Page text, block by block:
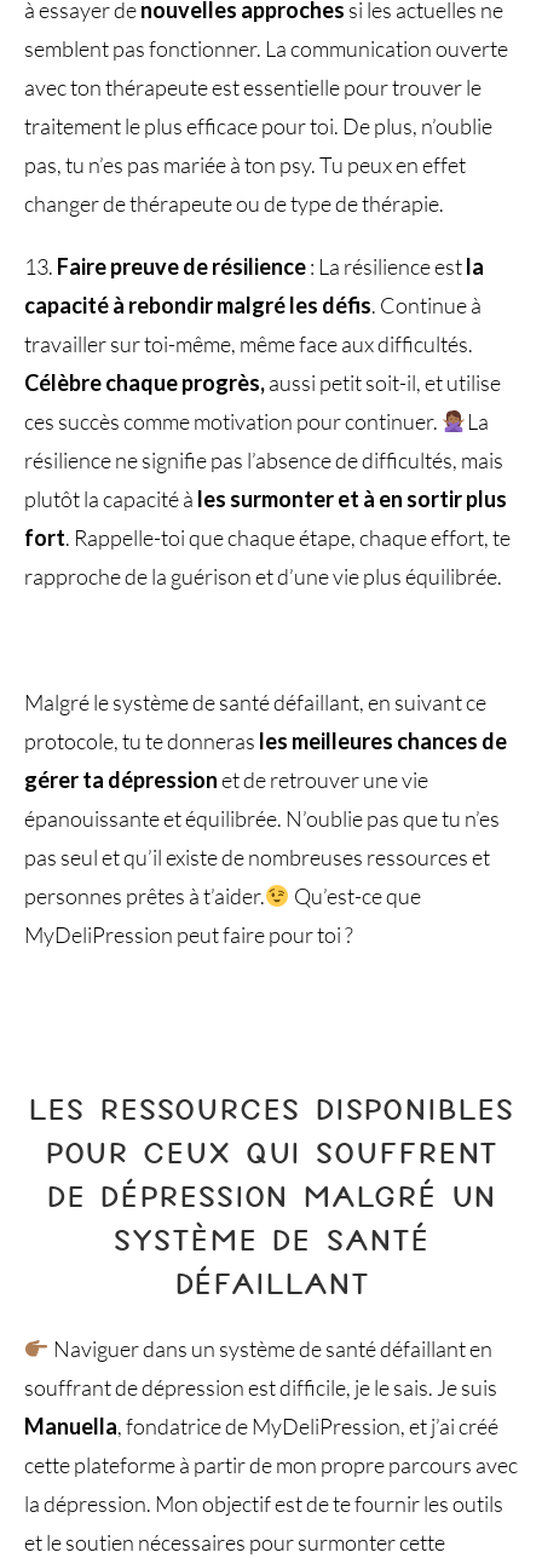
à essayer denouvelles approches si les actuelles ne
semblent pas fonctionner. La communication ouverte
avec ton thérapeute est essentielle pour trouver le
traitement le plus efficace pour toi. De plus, n’oublie
pas, tu n’es pas mariée à ton psy. Tu peux en effet
changer de thérapeute ou de type de thérapie.
13. Faire preuve de résilience: La résilience estla
capacité à rebondir malgré les défis. Continue à
travailler sur toi-même, même face aux difficultés.
Célèbre chaque progrès,aussi petit soit-il, et utilise
ces succès comme motivation pour continuer.
La
résilience ne signifie pas l’absence de difficultés, mais
plutôt la capacité à les surmonter et à en sortir plus
fort. Rappelle-toi que chaque étape, chaque effort, te
rapproche de la guérison et d’une vie plus équilibrée.
Malgré le système de santé défaillant, en suivant ce
protocole, tu te donneras les meilleures chances de
gérer ta dépressionet de retrouver une vie
épanouissante et équilibrée. N’oublie pas que tu n’es
pas seul et qu’il existe de nombreuses ressources et
personnes prêtes à t’aider.
Qu’est-ce que
MyDeliPression peut faire pour toi ?
LES RESSOURCES DISPONIBLES
POUR CEUX QUI SOUFFRENT
DE DÉPRESSION MALGRÉ UN
SYSTÈME DE SANTÉ
DÉFAILLANT
Naviguer dans un système de santé défaillant en
souffrant de dépression est difficile, je le sais. Je suis
Manuella, fondatrice de MyDeliPression, et j’ai créé
cette plateforme à partir de mon propre parcours avec
la dépression. Mon objectif est de te fournir les outils
et le soutien nécessaires pour surmonter cette